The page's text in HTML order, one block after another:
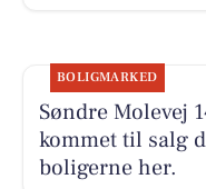
BOLIGMARKED
Søndre Molevej
kommet til salg
boligerne her.